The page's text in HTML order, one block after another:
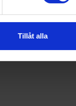
information från din
kombinera
Tillåt alla